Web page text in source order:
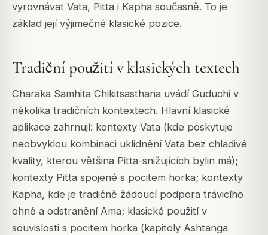
vyrovnávat Vata, Pitta i Kapha současně. To je
základ její výjimečné klasické pozice.
Tradiční použití v klasických textech
Charaka Samhita Chikitsasthana uvádí Guduchi v
několika tradičních kontextech. Hlavní klasické
aplikace zahrnují: kontexty Vata (kde poskytuje
neobvyklou kombinaci uklidnění Vata bez chladivé
kvality, kterou většina Pitta-snižujících bylin má);
kontexty Pitta spojené s pocitem horka; kontexty
Kapha, kde je tradičně žádoucí podpora trávicího
ohně a odstranění Ama; klasické použití v
souvislosti s pocitem horka (kapitoly Ashtanga